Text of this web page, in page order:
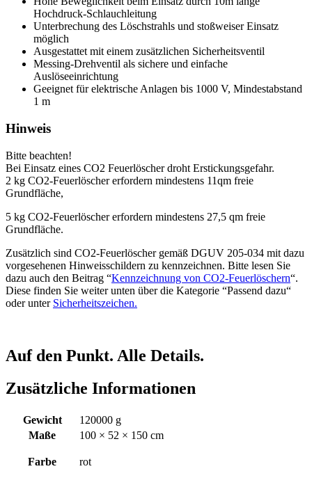
Hochdruck-Schlauchleitung
Unterbrechung des Löschstrahls und stoßweiser Einsatz
möglich
Ausgestattet mit einem zusätzlichen Sicherheitsventil
Messing-Drehventil als sichere und einfache
Auslöseeinrichtung
Geeignet für elektrische Anlagen bis 1000 V, Mindestabstand
1 m
Hinweis
Bitte beachten!
Bei Einsatz eines CO2 Feuerlöscher droht Erstickungsgefahr.
2 kg CO2-Feuerlöscher erfordern mindestens 11qm freie
Grundfläche,
5 kg CO2-Feuerlöscher erfordern mindestens 27,5 qm freie
Grundfläche.
Zusätzlich sind CO2-Feuerlöscher gemäß DGUV 205-034 mit dazu
vorgesehenen Hinweisschildern zu kennzeichnen. Bitte lesen Sie
dazu auch den Beitrag “Kennzeichnung von CO2-Feuerlöschern“.
Diese finden Sie weiter unten über die Kategorie “Passend dazu“
oder unter Sicherheitszeichen.
Auf den Punkt. Alle Details.
Zusätzliche Informationen
Gewicht
120000 g
Maße
100 × 52 × 150 cm
Farbe rot